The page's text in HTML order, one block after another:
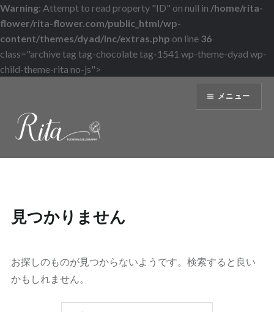
Warning: Attempt to read property "ID" on null in /home/rita-
flower/rita-flower.com/public_html/wp-
content/themes/dyad/inc/extras.php on line 36
class="archive tag tag-chocolate tag-1541 wp-theme-dyad wp-
child-theme-rita no-js">
へ
メニュー
見つかりません
お探しのものが見つからないようです。検索すると良い
かもしれません。